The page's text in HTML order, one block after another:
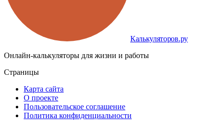
Калькуляторов.ру
Онлайн-калькуляторы для жизни и работы
Страницы
Карта сайта
О проекте
Пользовательское соглашение
Политика конфиденциальности